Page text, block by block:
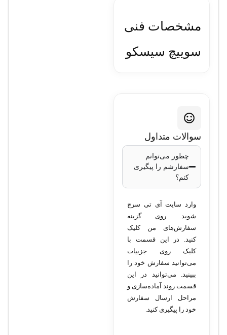
مشخصات فنی
سوييچ سيسکو
24PD-L
مدل: Cisco
WS-
C2960X-24PD-L
تعداد پورت‌های
Gigabit Ethernet
10/100/1000
پورت‌های آپ‌لینک
پورت 10G SFP+
پشتیبانی از PoE+
:
وات
حداکثر ظرفیت
سوالات متداول
چطور می‌توانم
سفارشم را پیگیری
کنم؟
وارد سایت آی تی سرچ
شوید. روی گزینه
سفارش‌های من کلیک
کنید. در این قسمت با
کلیک روی جزییات
می‌توانید سفارش خود را
ببینید. می‌توانید در این
قسمت روند آماده‌سازی و
مراحل ارسال سفارش
خود را پیگیری کنید.